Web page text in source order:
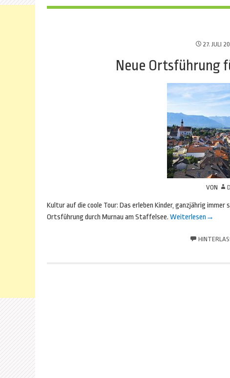
27. JULI
Neue Ortsführung
VON
Kultur auf die coole Tour: Das erleben Kinder, ganzjährig
Ortsführung durch Murnau am Staffelsee. Weiterlesen →